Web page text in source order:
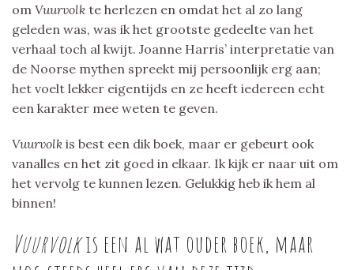
om Vuurvolk te herlezen en omdat het al zo lang
geleden was, was ik het grootste gedeelte van het
verhaal toch al kwijt. Joanne Harris’ interpretatie van
de Noorse mythen spreekt mij persoonlijk erg aan;
het voelt lekker eigentijds en ze heeft iedereen echt
een karakter mee weten te geven.
Vuurvolk is best een dik boek, maar er gebeurt ook
vanalles en het zit goed in elkaar. Ik kijk er naar uit om
het vervolg te kunnen lezen. Gelukkig heb ik hem al
binnen!
Vuurvolkis een al wat ouder boek, maar